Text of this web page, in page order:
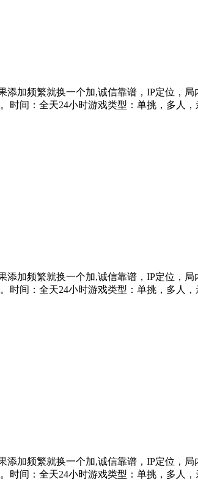
加频繁就换一个加,诚信靠谱，IP定位，
时间：全天24小时游戏类型：单挑，多人
加频繁就换一个加,诚信靠谱，IP定位，
时间：全天24小时游戏类型：单挑，多人
加频繁就换一个加,诚信靠谱，IP定位，
时间：全天24小时游戏类型：单挑，多人